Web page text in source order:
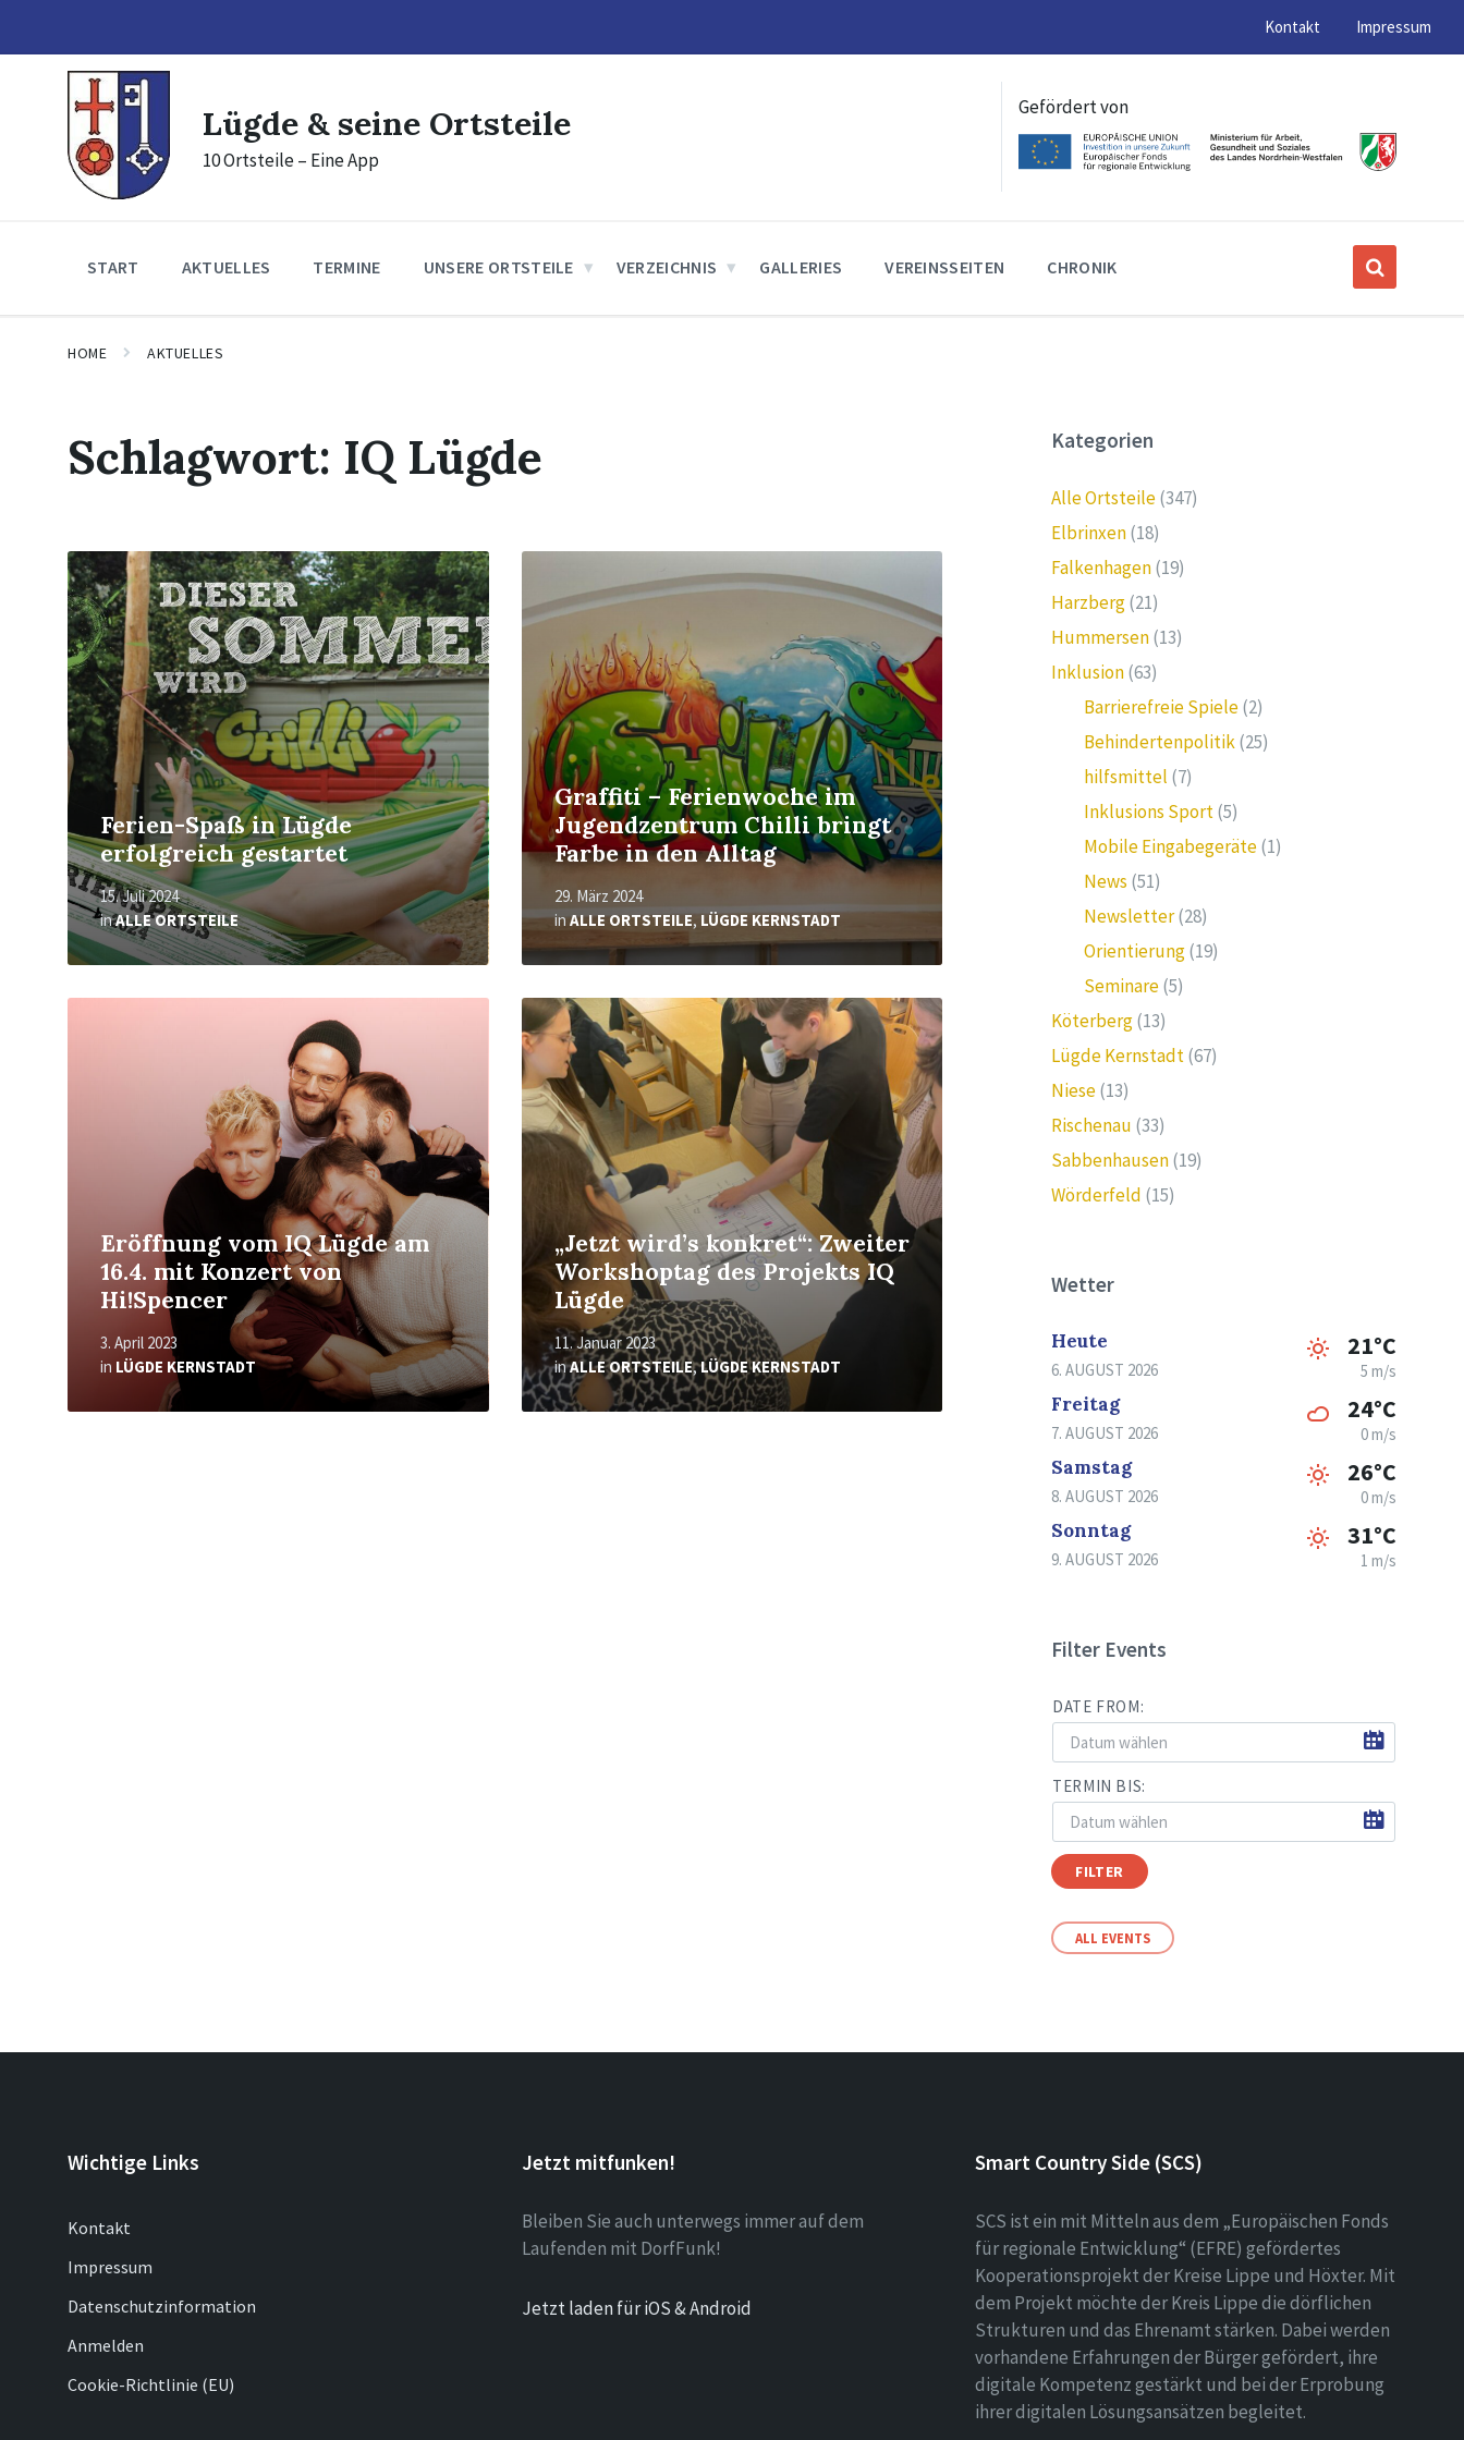
content
main
navigation
footer
Kontakt Impressum
Lügde & seine Ortsteile
10 Ortsteile – Eine App
Gefördert von
START AKTUELLES TERMINE UNSERE ORTSTEILE VERZEICHNIS GALLERIES VEREINSSEITEN CHRONIK
HOME AKTUELLES
Schlagwort: IQ Lügde
Ferien-Spaß in Lügde
erfolgreich gestartet
15. Juli 2024
inALLE ORTSTEILE
Mehr
erfahren
Graffiti – Ferienwoche im
Jugendzentrum Chilli bringt
Farbe in den Alltag
29. März 2024
inALLE ORTSTEILE,LÜGDE KERNSTADT
Mehr
Eröffnung vom IQ Lügde am
16.4. mit Konzert von
Hi!Spencer
3. April 2023
in LÜGDE KERNSTADT
Mehr
„Jetzt wird’s konkret“: Zweiter
Workshoptag des Projekts IQ
Lügde
11. Januar 2023
inALLE ORTSTEILE,LÜGDE KERNSTADT
Mehr
erfahren
Kategorien
Alle Ortsteile(347)
Elbrinxen(18)
Falkenhagen(19)
Harzberg(21)
Hummersen(13)
Inklusion(63)
Barrierefreie Spiele(2)
Behindertenpolitik(25)
hilfsmittel (7)
Inklusions Sport(5)
Mobile Eingabegeräte(1)
News (51)
Newsletter(28)
Orientierung(19)
Seminare(5)
Köterberg(13)
Lügde Kernstadt(67)
Niese(13)
Rischenau (33)
Sabbenhausen(19)
Wörderfeld (15)
Wetter
Heute
6. AUGUST 2026
21°C
5 m/s
Freitag
7. AUGUST 2026
24°C
0 m/s
Samstag
8. AUGUST 2026
26°C
0 m/s
Sonntag
9. AUGUST 2026
31°C
1 m/s
Filter Events
DATE FROM:
TERMIN BIS:
FILTER
ALL EVENTS
Wichtige Links
Kontakt
Impressum
Datenschutzinformation
Anmelden
Cookie-Richtlinie (EU)
Jetzt mitfunken!
Bleiben Sie auch unterwegs immer auf dem
Laufenden mit DorfFunk!
Jetzt laden für iOS & Android
Smart Country Side (SCS)
SCS ist ein mit Mitteln aus dem „Europäischen Fonds
für regionale Entwicklung“ (EFRE) gefördertes
Kooperationsprojekt der Kreise Lippe und Höxter. Mit
dem Projekt möchte der Kreis Lippe die dörflichen
Strukturen und das Ehrenamt stärken. Dabei werden
vorhandene Erfahrungen der Bürger gefördert, ihre
digitale Kompetenz gestärkt und bei der Erprobung
ihrer digitalen Lösungsansätzen begleitet.